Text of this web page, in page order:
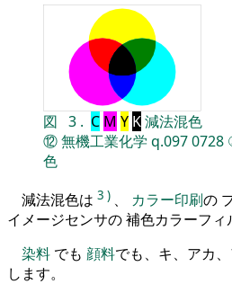
図 3 . C M Y K減法混色
⑫無機工業化学 q.0970728
色
減法混色は 3 ) 、 カラー印刷の
イメージセンサの 補色カラーフィ
染料 でも 顔料でも、キ、アカ
します。